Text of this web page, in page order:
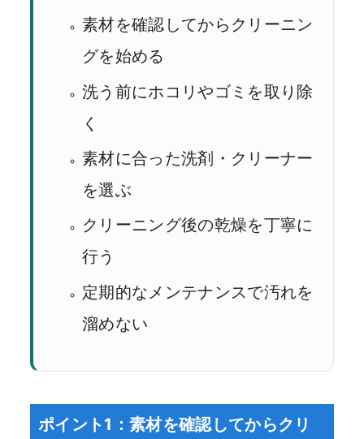
素材を確認してからクリーニン
グを始める
洗う前にホコリやゴミを取り除
く
素材に合った洗剤・クリーナー
を選ぶ
クリーニング後の乾燥を丁寧に
行う
定期的なメンテナンスで汚れを
溜めない
ポイント1：素材を確認してからクリ